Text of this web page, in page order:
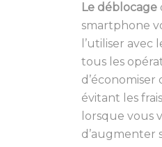
Le déblocage
smartphone
l’utiliser avec
tous les
d’économiser
évitant les
lorsque vous
d’augmenter